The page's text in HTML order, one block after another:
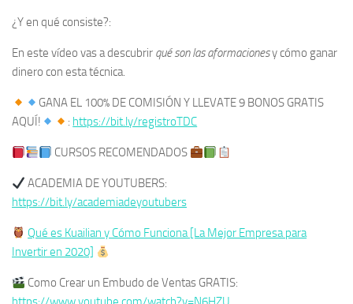
¿Y en qué consiste?:
En este vídeo vas a descubrir qué son las aformacionesy cómo ganar
dinero con esta técnica.
GANA EL 100% DE COMISIÓN Y LLEVATE 9 BONOS GRATIS
AQUÍ!
: https://bit.ly/registroTDC
CURSOS RECOMENDADOS
ACADEMIA DE YOUTUBERS:
https://bit.ly/academiadeyoutubers
Qué es Kuailian y Cómo Funciona [La Mejor Empresa para
Invertir en 2020]
Como Crear un Embudo de Ventas GRATIS: